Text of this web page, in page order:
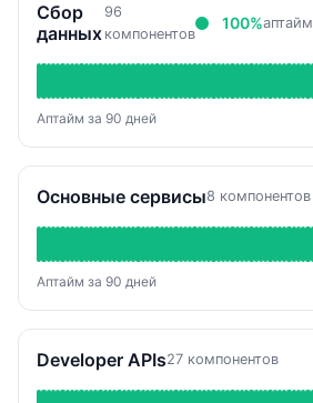
Сбор
данных
96
компонентов
100%аптайм
Аптайм за 90 дней
Основные сервисы8 компонентов
Аптайм за 90 дней
Developer APIs27 компонентов